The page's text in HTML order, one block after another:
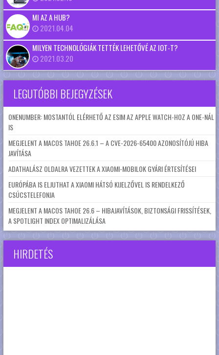
MI AZ A HUB?
2021.04.04
MILYEN TECHNOLÓGIÁK TETTÉK LEHETŐVÉ AZ IOT-T?
2021.03.20
LEGUTÓBBI BEJEGYZÉSEK
ONENUMBER: MOSTANTÓL ELÉRHETŐ AZ ESIM AZ APPLE WATCH-HOZ A ONE-NÁL
IS
MEGJELENT A MACOS TAHOE 26.6.1 – A CVE-2026-65400 AZONOSÍTÓJÚ HIBA
JAVÍTÁSA
ADATHALÁSZ OLDALRA VEZETTEK A XIAOMI-MOBILOK GYÁRI ÉRTESÍTÉSEI
EURÓPÁBA IS ELJUTHAT A XIAOMI HÁTSÓ KIJELZŐVEL IS RENDELKEZŐ
CSÚCSTELEFONJA
MEGJELENT A MACOS TAHOE 26.6 – HIBAJAVÍTÁSOK, BIZTONSÁGI FRISSÍTÉSEK,
A SPOTLIGHT INDEX OPTIMALIZÁLÁSA
HIRDETÉS